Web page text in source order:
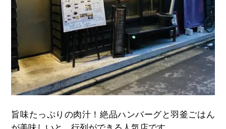
旨味たっぷりの肉汁！絶品ハンバーグと羽釜ごはん